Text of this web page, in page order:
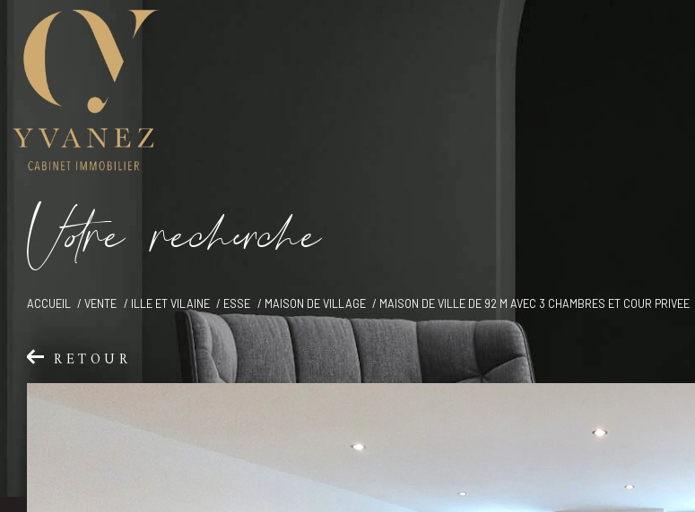
Vore recece
ACCUEIL VENTE ILLE ET VILAINE ESSE MAISON DE VILLAGE MAISON DE VILLE DE 92 M AVEC 3 CHAMBRES ET COUR PRIVEE
RETOUR